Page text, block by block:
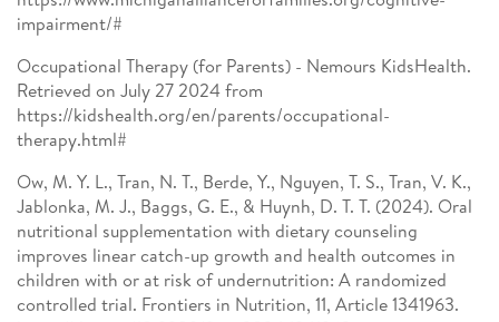
impairment/#
Occupational Therapy (for Parents) - Nemours KidsHealth.
Retrieved on July 27 2024 from
https://kidshealth.org/en/parents/occupational-
therapy.html#
Ow, M. Y. L., Tran, N. T., Berde, Y., Nguyen, T. S., Tran, V. K.,
Jablonka, M. J., Baggs, G. E., & Huynh, D. T. T. (2024). Oral
nutritional supplementation with dietary counseling
improves linear catch-up growth and health outcomes in
children with or at risk of undernutrition: A randomized
controlled trial. Frontiers in Nutrition, 11, Article 1341963.